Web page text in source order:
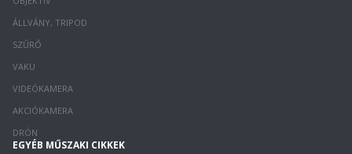
ÁLLVÁNY, TRIPOD
SZŰRŐ
VAKU
VIDEÓKAMERA
AKCIÓKAMERA
DRÓN
EGYÉB MŰSZAKI CIKKEK